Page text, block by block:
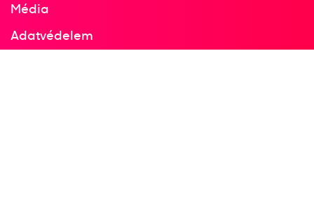
Média
Adatvédelem